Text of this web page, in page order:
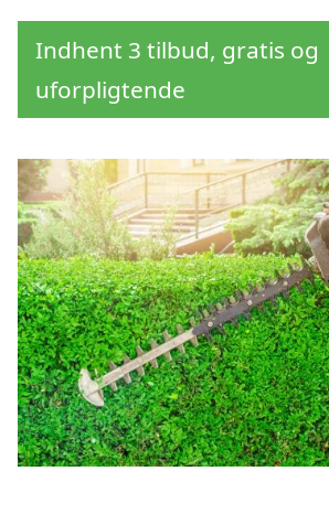
Indhent 3 tilbud, gratis og
uforpligtende